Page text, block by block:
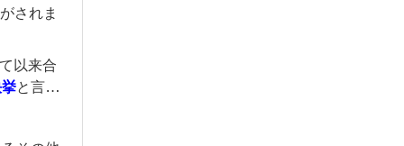
されま
以来合
と言え